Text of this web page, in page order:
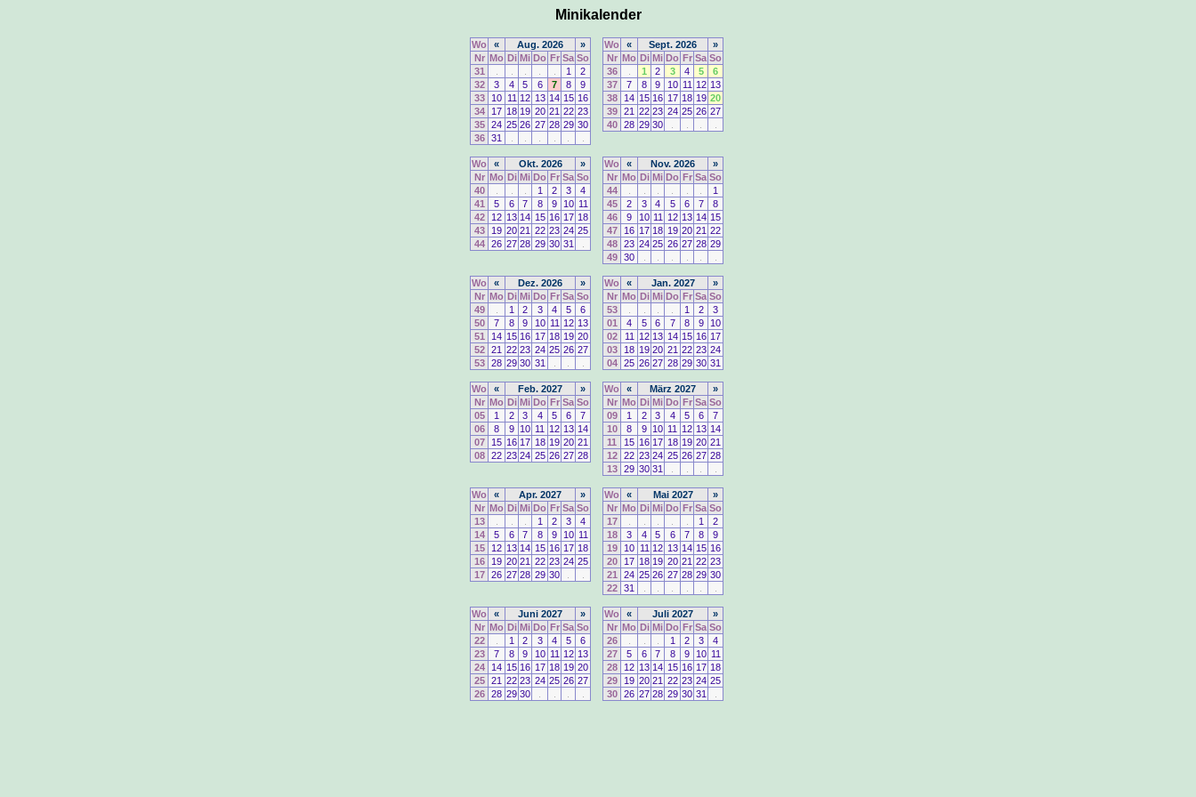
Minikalender
Wo « Aug. 2026
»
Nr Mo Di Mi Do Fr Sa So
31
1
2
32
3 4 5 6 7 8
9
33
10 11 12 13 14 15 16
34
17 18 19 20 21 22 23
35
24 25 26 27 28 29 30
36
31
Wo « Sept. 2026
»
Nr Mo Di Mi Do Fr Sa So
36
1 2 3 4 5
6
37
7 8 9 10 11 12 13
38
14 15 16 17 18 19 20
39
21 22 23 24 25 26 27
40
28 29 30
Wo « Okt. 2026
»
Nr Mo Di Mi Do Fr Sa So
40
1 2 3
4
41
5 6 7 8 9 10 11
42
12 13 14 15 16 17 18
43
19 20 21 22 23 24 25
44
26 27 28 29 30 31
Wo « Nov. 2026
»
Nr Mo Di Mi Do Fr Sa So
44
1
45
2 3 4 5 6 7
8
46
9 10 11 12 13 14 15
47
16 17 18 19 20 21 22
48
23 24 25 26 27 28 29
49
30
Wo « Dez. 2026
»
Nr Mo Di Mi Do Fr Sa So
49
1 2 3 4 5
6
50
7 8 9 10 11 12 13
51
14 15 16 17 18 19 20
52
21 22 23 24 25 26 27
53
28 29 30 31
Wo « Jan. 2027
»
Nr Mo Di Mi Do Fr Sa So
53
1 2
3
01
4 5 6 7 8 9
10
02
11 12 13 14 15 16 17
03
18 19 20 21 22 23 24
04
25 26 27 28 29 30 31
Wo « Feb. 2027
»
Nr Mo Di Mi Do Fr Sa So
05
1 2 3 4 5 6
7
06
8 9 10 11 12 13 14
07
15 16 17 18 19 20 21
08
22 23 24 25 26 27 28
Wo « März 2027
»
Nr Mo Di Mi Do Fr Sa So
09
1 2 3 4 5 6
7
10
8 9 10 11 12 13 14
11
15 16 17 18 19 20 21
12
22 23 24 25 26 27 28
13
29 30 31
Wo « Apr. 2027
»
Nr Mo Di Mi Do Fr Sa So
13
1 2 3
4
14
5 6 7 8 9 10 11
15
12 13 14 15 16 17 18
16
19 20 21 22 23 24 25
17
26 27 28 29 30
Wo « Mai 2027
»
Nr Mo Di Mi Do Fr Sa So
17
1
2
18
3 4 5 6 7 8
9
19
10 11 12 13 14 15 16
20
17 18 19 20 21 22 23
21
24 25 26 27 28 29 30
22
31
Wo « Juni 2027
»
Nr Mo Di Mi Do Fr Sa So
22
1 2 3 4 5
6
23
7 8 9 10 11 12 13
24
14 15 16 17 18 19 20
25
21 22 23 24 25 26 27
26
28 29 30
Wo « Juli 2027
»
Nr Mo Di Mi Do Fr Sa So
26
1 2 3
4
27
5 6 7 8 9 10 11
28
12 13 14 15 16 17 18
29
19 20 21 22 23 24 25
30
26 27 28 29 30 31